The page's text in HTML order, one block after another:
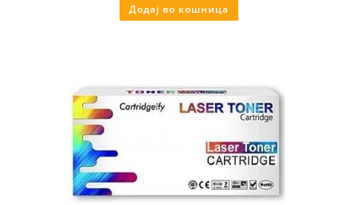
Додај во кошница